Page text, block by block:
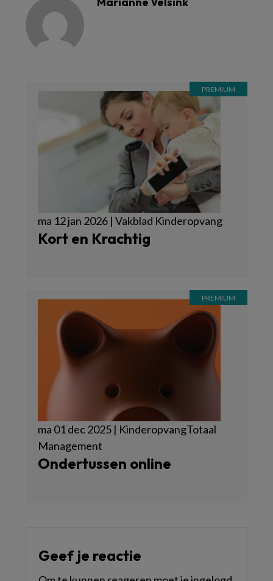
ma 12 jan 2026 | Vakblad Kinderopvang
Kort en Krachtig
ma 01 dec 2025 | KinderopvangTotaal
Management
Ondertussen online
Geef je reactie